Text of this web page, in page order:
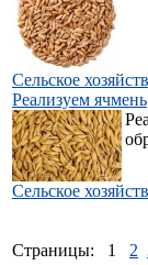
Сельское
Реализуем ячмень
Сельское
Страницы: 1 2